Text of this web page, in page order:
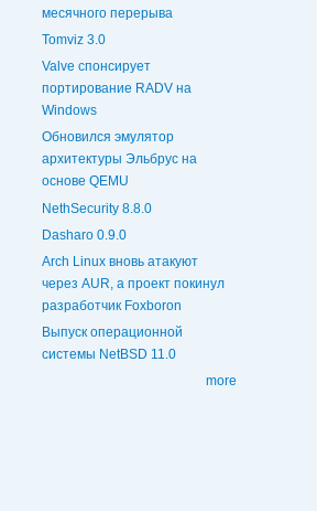
месячного перерыва
Tomviz 3.0
Valve спонсирует
портирование RADV на
Windows
Обновился эмулятор
архитектуры Эльбрус на
основе QEMU
NethSecurity 8.8.0
Dasharo 0.9.0
Arch Linux вновь атакуют
через AUR, а проект покинул
разработчик Foxboron
Выпуск операционной
системы NetBSD 11.0
more